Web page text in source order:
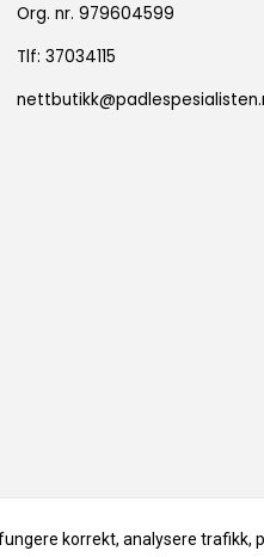
Org. nr. 979604599
Tlf: 37034115
korrekt, analysere trafikk,